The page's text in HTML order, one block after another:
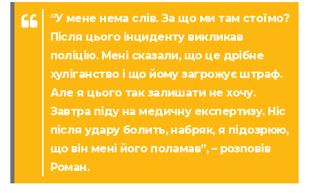
“У мене нема слів. За що ми там стоїмо?
Після цього інциденту викликав
поліцію. Мені сказали, що це дрібне
хуліганство і що йому загрожує штраф.
Але я цього так залишати не хочу.
Завтра піду на медичну експертизу. Ніс
після удару болить, набряк, я підозрюю,
що він мені його поламав”, – розповів
Роман.